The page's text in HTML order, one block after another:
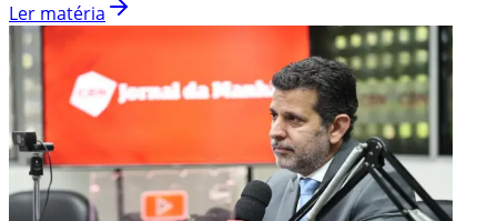
Ler matéria